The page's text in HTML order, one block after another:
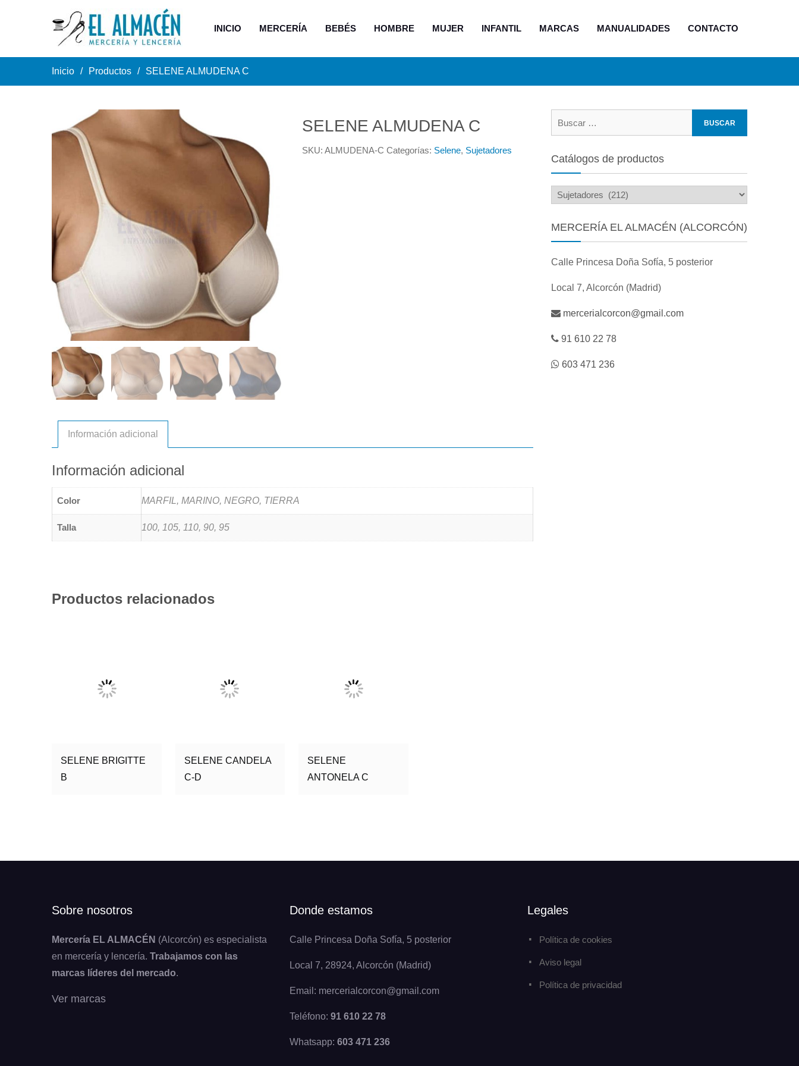
INICIO MERCERÍA BEBÉS HOMBRE MUJER INFANTIL MARCAS MANUALIDADES CONTACTO
Inicio Productos SELENE ALMUDENA C
SELENE ALMUDENA C
SKU:ALMUDENA-C Categorías: Selene, Sujetadores
Información adicional
Información adicional
Color MARFIL, MARINO, NEGRO, TIERRA
Talla 100, 105, 110, 90, 95
Productos relacionados
SELENE BRIGITTE
B
SELENE CANDELA
C-D
SELENE
ANTONELA C
Catálogos de productos
MERCERÍA EL ALMACÉN (ALCORCÓN)
Calle Princesa Doña Sofía, 5 posterior
Local 7, Alcorcón (Madrid)
mercerialcorcon@gmail.com
91 610 22 78
603 471 236
Sobre nosotros
Mercería EL ALMACÉN (Alcorcón) es especialista
en mercería y lencería. Trabajamos con las
marcas líderes del mercado.
Ver marcas
Donde estamos
Calle Princesa Doña Sofía, 5 posterior
Local 7, 28924, Alcorcón (Madrid)
Email: mercerialcorcon@gmail.com
Teléfono: 91 610 22 78
Whatsapp: 603 471 236
Legales
Política de cookies
Aviso legal
Política de privacidad